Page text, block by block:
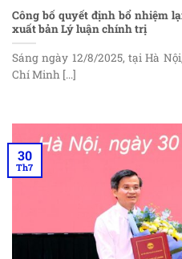
Công bố quyết định bổ nhiệm
xuất bản Lý luận chính trị
Sáng ngày 12/8/2025, tại Hà
Chí Minh [...]
30
Th7